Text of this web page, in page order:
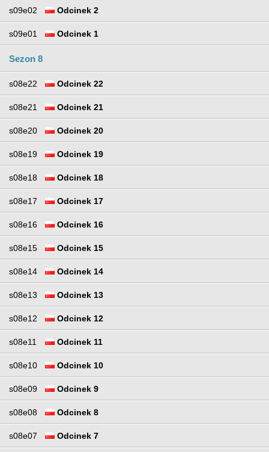
s09e02 Odcinek 2
s09e01 Odcinek 1
Sezon 8
s08e22 Odcinek 22
s08e21 Odcinek 21
s08e20 Odcinek 20
s08e19 Odcinek 19
s08e18 Odcinek 18
s08e17 Odcinek 17
s08e16 Odcinek 16
s08e15 Odcinek 15
s08e14 Odcinek 14
s08e13 Odcinek 13
s08e12 Odcinek 12
s08e11 Odcinek 11
s08e10 Odcinek 10
s08e09 Odcinek 9
s08e08 Odcinek 8
s08e07 Odcinek 7